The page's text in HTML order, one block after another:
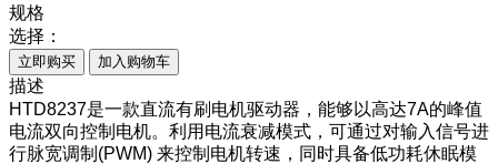
规格
选择：
立即购买 加入购物车
描述
HTD8237是一款直流有刷电机驱动器，能够以高达7A的峰值
电流双向控制电机。利用电流衰减模式，可通过对输入信号进
行脉宽调制(PWM) 来控制电机转速，同时具备低功耗休眠模